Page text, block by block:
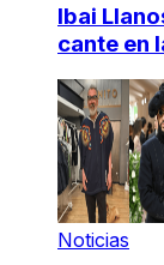
Ibai
cante en
Noticias